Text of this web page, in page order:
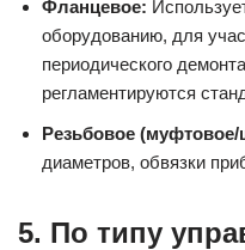
Фланцевое:
оборудованию, для
периодического
регламентируются
Резьбовое (муфтовое/
диаметров, обвязки
5. По типу